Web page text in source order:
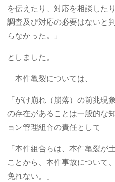
を伝えたり、対応を相談した
調査及び対応の必要はないと
らなかった。」
としました。
本件亀裂については、
「がけ崩れ（崩落）の前兆現
の存在があることは一般的な
ョン管理組合の責任として
「本件組合らは、本件亀裂が
ことから、本件事故について
免れない。」